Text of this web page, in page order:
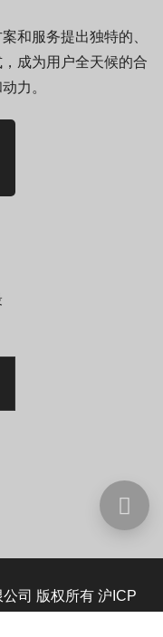
和服务提出独特的、
成为用户全天候的合
力。
司 版权所有 沪ICP